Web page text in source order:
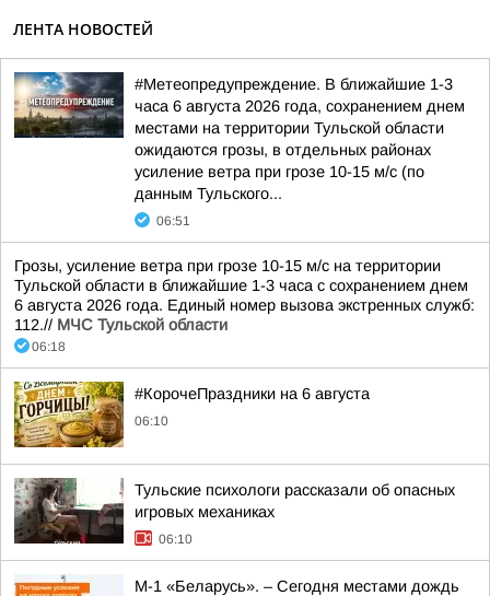
ЛЕНТА НОВОСТЕЙ
#Метеопредупреждение. В ближайшие 1-3
часа 6 августа 2026 года, сохранением днем
местами на территории Тульской области
ожидаются грозы, в отдельных районах
усиление ветра при грозе 10-15 м/с (по
данным Тульского...
06:51
Грозы, усиление ветра при грозе 10-15 м/с на территории
Тульской области в ближайшие 1-3 часа с сохранением днем
6 августа 2026 года. Единый номер вызова экстренных служб:
112.// МЧС Тульской области
06:18
#КорочеПраздники на 6 августа
06:10
Тульские психологи рассказали об опасных
игровых механиках
06:10
М-1 «Беларусь». – Сегодня местами дождь